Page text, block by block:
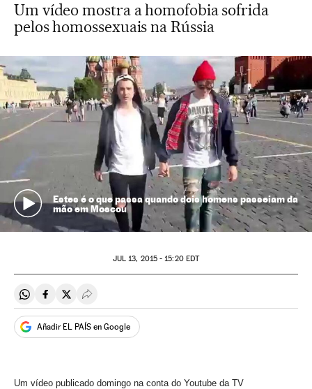
Um vídeo mostra a homofobia sofrida
pelos homossexuais na Rússia
Estes é o que passa quando dois homens passeiam da
mão em Moscou
JUL 13, 2015 - 15:20EDT
Compartir en Whatsapp
Compartir en Facebook
Compartir en Twitter
Desplegar Redes Sociales
Añadir EL PAÍS en Google
Um vídeo publicado domingo na conta do Youtube da TV